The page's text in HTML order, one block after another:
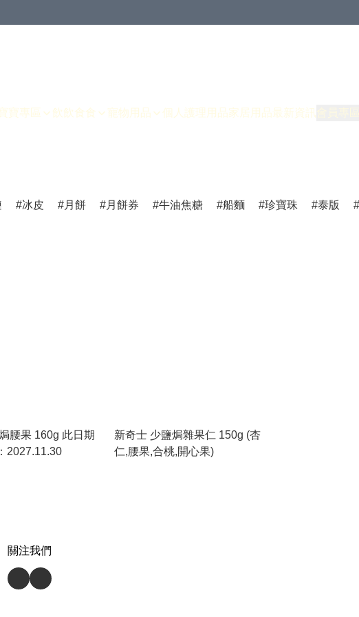
寶專區 飲飲食食 寵物用品 個人護理用品家居用品 最新資訊
冰皮 月餅 月餅券 牛油焦糖 船麵 珍寶珠 泰版
腰果 160g 此日期
2027.11.30
新奇士 少鹽焗雜果仁 150g (杏
仁,腰果,合桃,開心果)
關注我們